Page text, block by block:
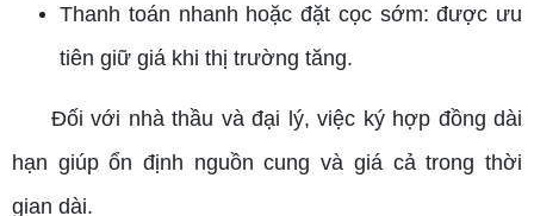
Thanh toán nhanh hoặc đặt cọc sớm: được ưu
tiên giữ giá khi thị trường tăng.
Đối với nhà thầu và đại lý, việc ký hợp đồng dài
hạn giúp ổn định nguồn cung và giá cả trong thời
gian dài.